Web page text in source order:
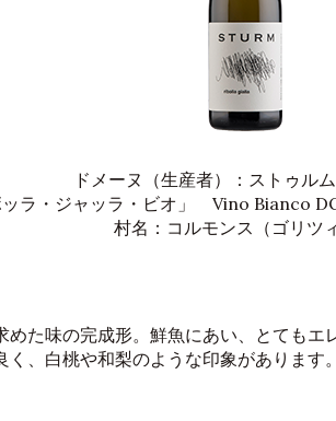
ドメーヌ（生産者）：ストゥル
ラ・ジャッラ・ビオ」 Vino Bianco
村名：コルモンス（ゴリツ
めた味の完成形。鮮魚にあい、とてもエ
、白桃や和梨のような印象があります。